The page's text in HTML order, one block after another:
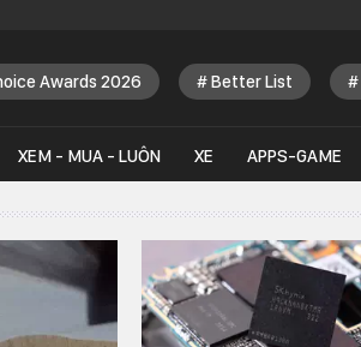
Awards 2026 Better List
XEM - MUA - LUÔN XE APPS-GAME